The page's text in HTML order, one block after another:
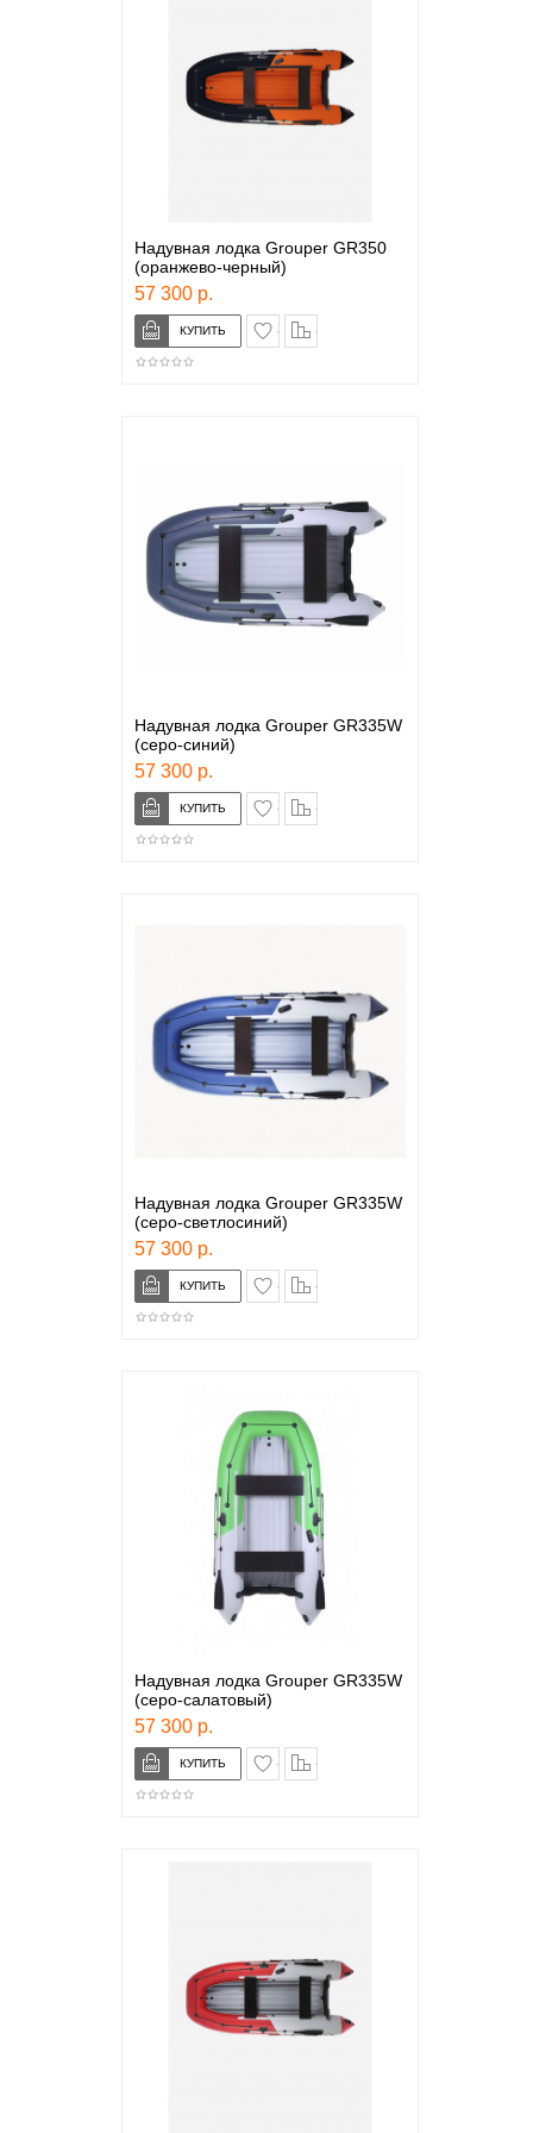
Надувная лодка Grouper GR350
(оранжево-черный)
57 300 р.
в закладки
Надувная лодка Grouper GR335W
(серо-синий)
57 300 р.
в закладки
Надувная лодка Grouper GR335W
(серо-светлосиний)
57 300 р.
в закладки
Надувная лодка Grouper GR335W
(серо-салатовый)
57 300 р.
в закладки